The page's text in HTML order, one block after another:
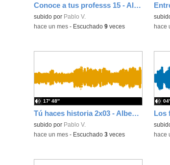
Conoce a tus professs 15 - Alfonso (Música)
Contenido educativo.
subido por Pablo V.
-hace un mes- Escuchado 9veces -hace
Tú haces historia 2x03 - Alberto González (concejal Latina)
subido por Pablo V.
17′ 48″
-hace un mes- Escuchado 3veces -hace